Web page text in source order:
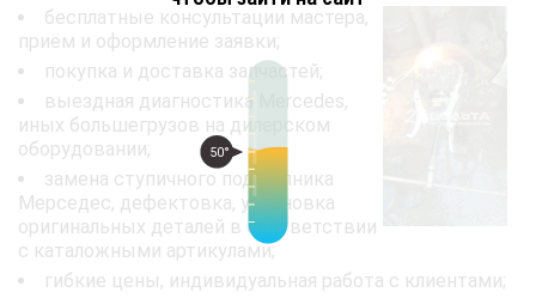
50°
бесплатные консультации мастера,
приём и оформление заявки;
покупка и доставка запчастей;
выездная диагностика Mercedes,
иных большегрузов на дилерском
оборудовании;
замена ступичного подшипника
Мерседес, дефектовка, установка
оригинальных деталей в соответствии
с каталожными артикулами;
гибкие цены, индивидуальная работа с клиентами;